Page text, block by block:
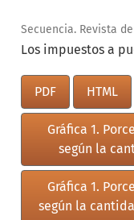
Secuencia. Revista
Los impuestos a
PDF HTML
Gráfica 1.
según la
Gráfica 1.
según la